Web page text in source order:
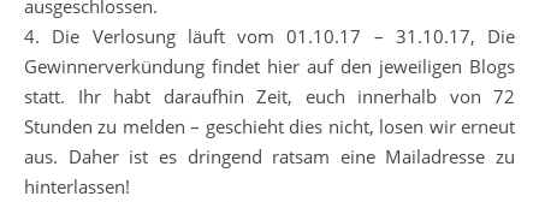
ausgeschlossen.
4. Die Verlosung läuft vom 01.10.17 – 31.10.17, Die
Gewinnerverkündung findet hier auf den jeweiligen Blogs
statt. Ihr habt daraufhin Zeit, euch innerhalb von 72
Stunden zu melden – geschieht dies nicht, losen wir erneut
aus. Daher ist es dringend ratsam eine Mailadresse zu
hinterlassen!